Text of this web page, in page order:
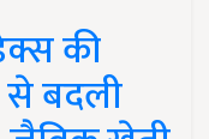
की
से बदली